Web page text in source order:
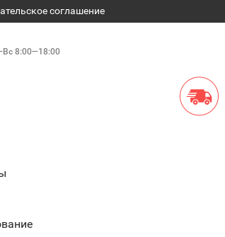
соглашение
8:00—18:00